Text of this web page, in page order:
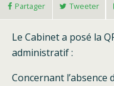
Partager Tweeter
Le Cabinet a posé la
administratif :
Concernant